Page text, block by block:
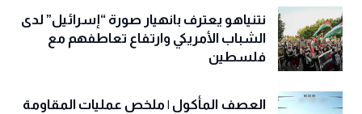
نتنياهو يعترف بانهيار صورة “إسرائيل” لدى
الشباب الأمريكي وارتفاع تعاطفهم مع
فلسطين
العصف المأكول | ملخص عمليات المقاومة